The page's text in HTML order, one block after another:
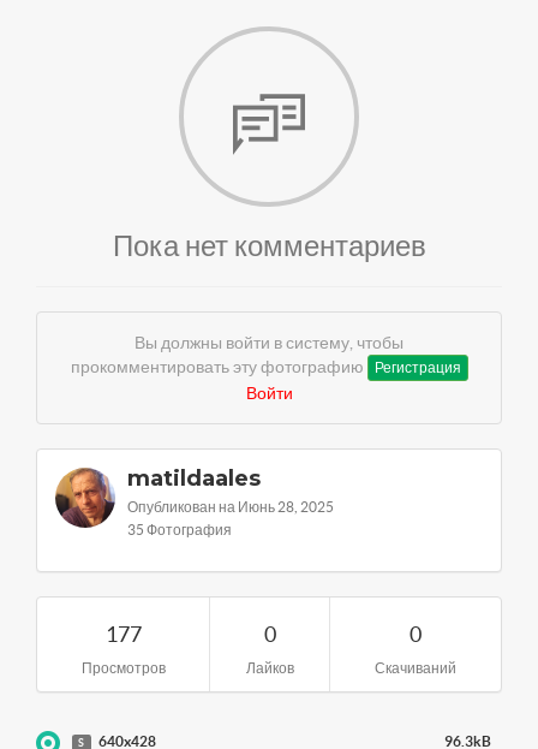
Пока нет комментариев
Вы должны войти в систему, чтобы
прокомментировать эту фотографию
Регистрация
Войти
matildaales
Опубликован на Июнь 28, 2025
35 Фотография
177
Просмотров
0
Лайков
0
Скачиваний
S 640x428 96.3kB